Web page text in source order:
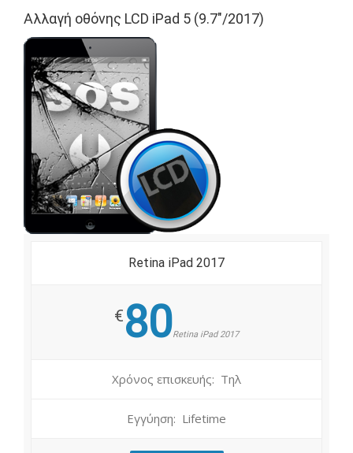
Αλλαγή οθόνης LCD iPad 5 (9.7″/2017)
Retina iPad 2017
€80Retina iPad 2017
Χρόνος επισκευής: Τηλ
Εγγύηση: Lifetime